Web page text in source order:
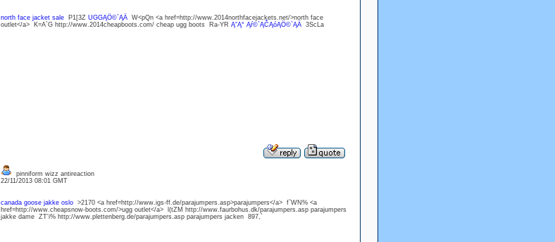
north face jacket saleP1[3Z UGGĄÖ©`ĄÄW<pQn <a href=http://www.2014northfacejackets.net/>north face
outlet</a> K=A`G http://www.2014cheapboots.com/ cheap ugg boots Ra-YR Ą˘Ą° Ąŕ©`ĄČĄóĄÖ©`ĄÄ3ScLa
pinniform wizz antireaction
22/11/2013 08:01 GMT
canada goose jakke oslo>2170 <a href=http://www.igs-ff.de/parajumpers.asp>parajumpers</a> f`WN% <a
href=http://www.cheapsnow-boots.com/>ugg outlet</a> l(tZM http://www.faurbohus.dk/parajumpers.asp parajumpers
jakke dame ZT'i% http://www.plettenberg.de/parajumpers.asp parajumpers jacken 897,`